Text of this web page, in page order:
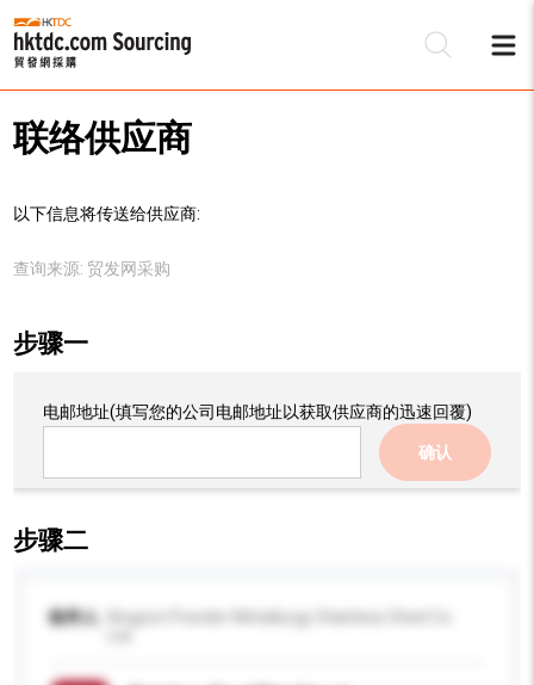
联络供应商
以下信息将传送给供应商:
查询来源: 贸发网采购
步骤一
电邮地址(填写您的公司电邮地址以获取供应商的迅速回覆)
确认
步骤二
收件人